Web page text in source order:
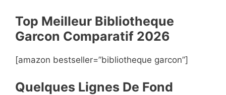
Top Meilleur Bibliotheque
Garcon Comparatif 2026
[amazon bestseller=”bibliotheque garcon”]
Quelques Lignes De Fond